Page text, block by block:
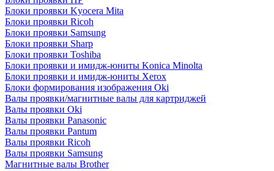
Блоки проявки Kyocera Mita
Блоки проявки Ricoh
Блоки проявки Samsung
Блоки проявки Sharp
Блоки проявки Toshiba
Блоки проявки и имидж-юниты Konica Minolta
Блоки проявки и имидж-юниты Xerox
Блоки формирования изображения Oki
Валы проявки/магнитные валы для картриджей
Валы проявки Oki
Валы проявки Panasonic
Валы проявки Pantum
Валы проявки Ricoh
Валы проявки Samsung
Магнитные валы Brother